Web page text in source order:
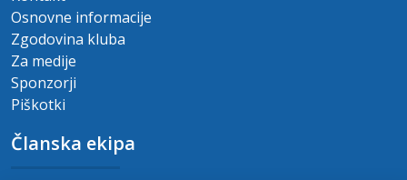
Osnovne informacije
Zgodovina kluba
Za medije
Sponzorji
Piškotki
Članska ekipa